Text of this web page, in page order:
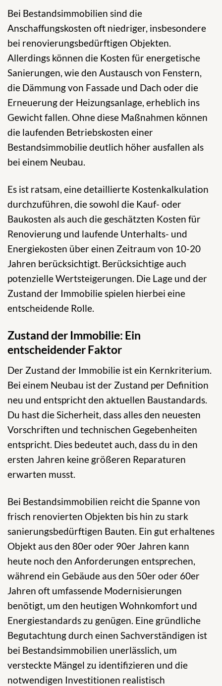
Bei Bestandsimmobilien sind die
Anschaffungskosten oft niedriger, insbesondere
bei renovierungsbedürftigen Objekten.
Allerdings können die Kosten für energetische
Sanierungen, wie den Austausch von Fenstern,
die Dämmung von Fassade und Dach oder die
Erneuerung der Heizungsanlage, erheblich ins
Gewicht fallen. Ohne diese Maßnahmen können
die laufenden Betriebskosten einer
Bestandsimmobilie deutlich höher ausfallen als
bei einem Neubau.
Es ist ratsam, eine detaillierte Kostenkalkulation
durchzuführen, die sowohl die Kauf- oder
Baukosten als auch die geschätzten Kosten für
Renovierung und laufende Unterhalts- und
Energiekosten über einen Zeitraum von 10-20
Jahren berücksichtigt. Berücksichtige auch
potenzielle Wertsteigerungen. Die Lage und der
Zustand der Immobilie spielen hierbei eine
entscheidende Rolle.
Zustand der Immobilie: Ein
entscheidender Faktor
Der Zustand der Immobilie ist ein Kernkriterium.
Bei einem Neubau ist der Zustand per Definition
neu und entspricht den aktuellen Baustandards.
Du hast die Sicherheit, dass alles den neuesten
Vorschriften und technischen Gegebenheiten
entspricht. Dies bedeutet auch, dass du in den
ersten Jahren keine größeren Reparaturen
erwarten musst.
Bei Bestandsimmobilien reicht die Spanne von
frisch renovierten Objekten bis hin zu stark
sanierungsbedürftigen Bauten. Ein gut erhaltenes
Objekt aus den 80er oder 90er Jahren kann
heute noch den Anforderungen entsprechen,
während ein Gebäude aus den 50er oder 60er
Jahren oft umfassende Modernisierungen
benötigt, um den heutigen Wohnkomfort und
Energiestandards zu genügen. Eine gründliche
Begutachtung durch einen Sachverständigen ist
bei Bestandsimmobilien unerlässlich, um
versteckte Mängel zu identifizieren und die
notwendigen Investitionen realistisch